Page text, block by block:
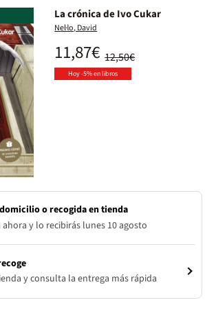
La crónica de Ivo Cukar
Nel·lo, David
12,50€
11,87€
Hoy -5% en libros
o recogida en tienda
y lo recibirás lunes 10 agosto
y consulta la entrega más rápida